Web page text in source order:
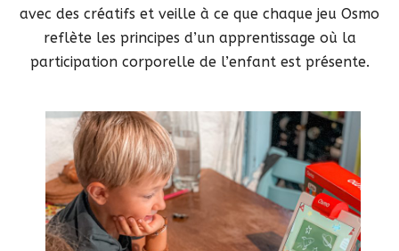
avec des créatifs et veille à ce que chaque jeu Osmo
reflète les principes d’un apprentissage où la
participation corporelle de l’enfant est présente.